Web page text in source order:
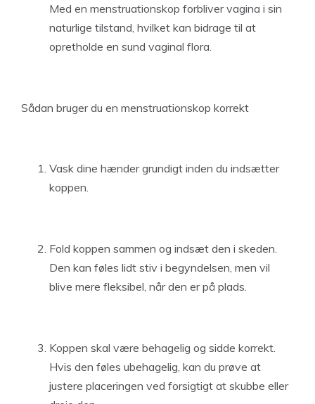
Med en menstruationskop forbliver vagina i sin
naturlige tilstand, hvilket kan bidrage til at
opretholde en sund vaginal flora.
Sådan bruger du en menstruationskop korrekt
Vask dine hænder grundigt inden du indsætter
koppen.
Fold koppen sammen og indsæt den i skeden.
Den kan føles lidt stiv i begyndelsen, men vil
blive mere fleksibel, når den er på plads.
Koppen skal være behagelig og sidde korrekt.
Hvis den føles ubehagelig, kan du prøve at
justere placeringen ved forsigtigt at skubbe eller